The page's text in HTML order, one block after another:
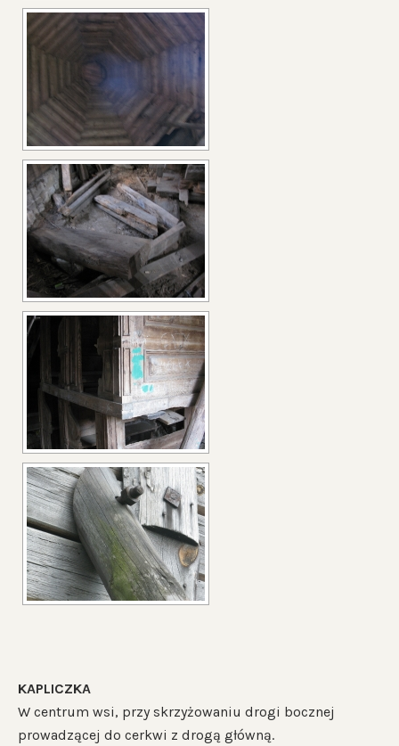
KAPLICZKA
W centrum wsi, przy skrzyżowaniu drogi bocznej
prowadzącej do cerkwi z drogą główną.